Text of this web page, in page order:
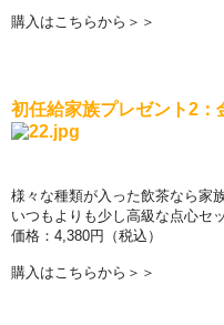
購入はこちらから＞＞
初任給家族プレゼント2
様 々 な種類が入った飲茶なら家
いつもよりも少し高級な点心セ
価格：4,380円（税込 ）
購入はこちらから＞＞